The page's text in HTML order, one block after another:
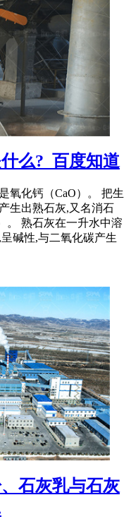
么?_百度知道
氧化钙（CaO）。 把生
生出熟石灰,又名消石
。 熟石灰在一升水中溶
碱性,与二氧化碳产生
石灰乳与石灰